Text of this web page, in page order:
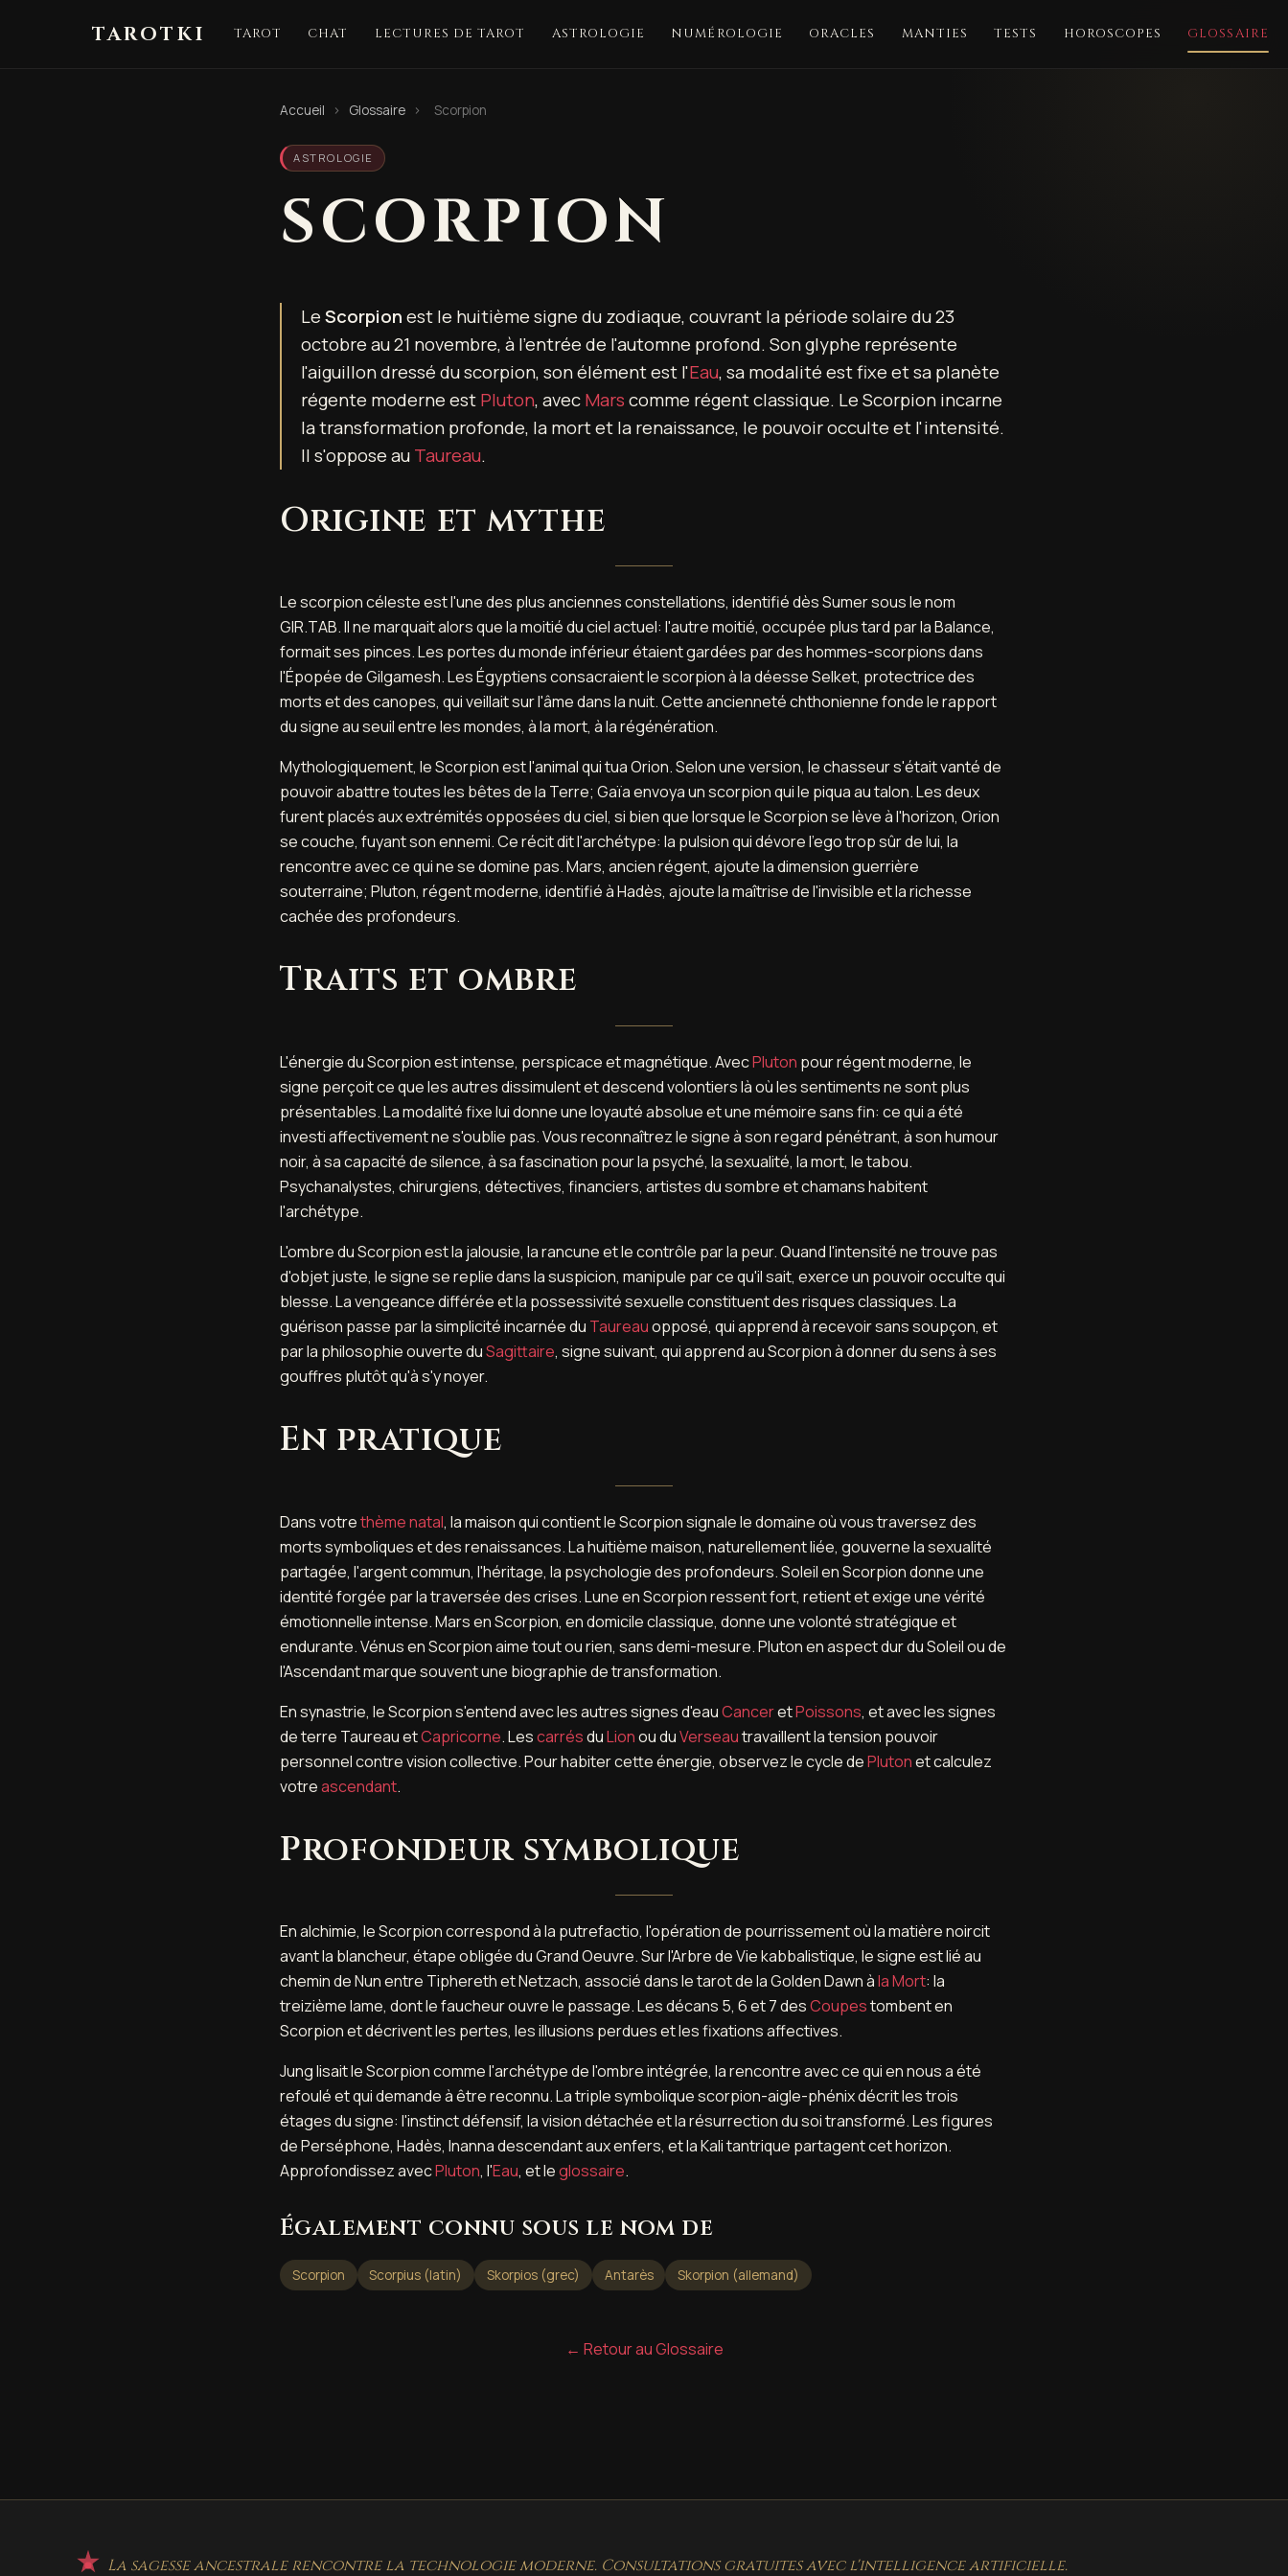
TAROTKI TAROT CHAT LECTURES DE TAROT ASTROLOGIE NUMÉROLOGIE ORACLES MANTIES TESTS HOROSCOPES GLOSSAIRE
Accueil › Glossaire › Scorpion
ASTROLOGIE
SCORPION
LeScorpionest le huitième signe du zodiaque, couvrant la période solaire du 23
octobre au 21 novembre, à l'entrée de l'automne profond. Son glyphe représente
l'aiguillon dressé du scorpion, son élément est l'Eau, sa modalité est fixe et sa planète
régente moderne estPluton, avecMarscomme régent classique. Le Scorpion incarne
la transformation profonde, la mort et la renaissance, le pouvoir occulte et l'intensité.
Il s'oppose auTaureau.
Origine et mythe
Le scorpion céleste est l'une des plus anciennes constellations, identifié dès Sumer sous le nom
GIR.TAB. Il ne marquait alors que la moitié du ciel actuel: l'autre moitié, occupée plus tard par la Balance,
formait ses pinces. Les portes du monde inférieur étaient gardées par des hommes-scorpions dans
l'Épopée de Gilgamesh. Les Égyptiens consacraient le scorpion à la déesse Selket, protectrice des
morts et des canopes, qui veillait sur l'âme dans la nuit. Cette ancienneté chthonienne fonde le rapport
du signe au seuil entre les mondes, à la mort, à la régénération.
Mythologiquement, le Scorpion est l'animal qui tua Orion. Selon une version, le chasseur s'était vanté de
pouvoir abattre toutes les bêtes de la Terre; Gaïa envoya un scorpion qui le piqua au talon. Les deux
furent placés aux extrémités opposées du ciel, si bien que lorsque le Scorpion se lève à l'horizon, Orion
se couche, fuyant son ennemi. Ce récit dit l'archétype: la pulsion qui dévore l'ego trop sûr de lui, la
rencontre avec ce qui ne se domine pas. Mars, ancien régent, ajoute la dimension guerrière
souterraine; Pluton, régent moderne, identifié à Hadès, ajoute la maîtrise de l'invisible et la richesse
cachée des profondeurs.
Traits et ombre
L'énergie du Scorpion est intense, perspicace et magnétique. AvecPluton pour régent moderne, le
signe perçoit ce que les autres dissimulent et descend volontiers là où les sentiments ne sont plus
présentables. La modalité fixe lui donne une loyauté absolue et une mémoire sans fin: ce qui a été
investi affectivement ne s'oublie pas. Vous reconnaîtrez le signe à son regard pénétrant, à son humour
noir, à sa capacité de silence, à sa fascination pour la psyché, la sexualité, la mort, le tabou.
Psychanalystes, chirurgiens, détectives, financiers, artistes du sombre et chamans habitent
l'archétype.
L'ombre du Scorpion est la jalousie, la rancune et le contrôle par la peur. Quand l'intensité ne trouve pas
d'objet juste, le signe se replie dans la suspicion, manipule par ce qu'il sait, exerce un pouvoir occulte qui
blesse. La vengeance différée et la possessivité sexuelle constituent des risques classiques. La
guérison passe par la simplicité incarnée du Taureauopposé, qui apprend à recevoir sans soupçon, et
par la philosophie ouverte duSagittaire, signe suivant, qui apprend au Scorpion à donner du sens à ses
gouffres plutôt qu'à s'y noyer.
En pratique
Dans votrethème natal, la maison qui contient le Scorpion signale le domaine où vous traversez des
morts symboliques et des renaissances. La huitième maison, naturellement liée, gouverne la sexualité
partagée, l'argent commun, l'héritage, la psychologie des profondeurs. Soleil en Scorpion donne une
identité forgée par la traversée des crises. Lune en Scorpion ressent fort, retient et exige une vérité
émotionnelle intense. Mars en Scorpion, en domicile classique, donne une volonté stratégique et
endurante. Vénus en Scorpion aime tout ou rien, sans demi-mesure. Pluton en aspect dur du Soleil ou de
l'Ascendant marque souvent une biographie de transformation.
En synastrie, le Scorpion s'entend avec les autres signes d'eauCanceretPoissons, et avec les signes
de terre Taureau etCapricorne. LescarrésduLionou duVerseautravaillent la tension pouvoir
personnel contre vision collective. Pour habiter cette énergie, observez le cycle dePlutonet calculez
votreascendant.
Profondeur symbolique
En alchimie, le Scorpion correspond à la putrefactio, l'opération de pourrissement où la matière noircit
avant la blancheur, étape obligée du Grand Oeuvre. Sur l'Arbre de Vie kabbalistique, le signe est lié au
chemin de Nun entre Tiphereth et Netzach, associé dans le tarot de la Golden Dawn àla Mort: la
treizième lame, dont le faucheur ouvre le passage. Les décans 5, 6 et 7 desCoupestombent en
Scorpion et décrivent les pertes, les illusions perdues et les fixations affectives.
Jung lisait le Scorpion comme l'archétype de l'ombre intégrée, la rencontre avec ce qui en nous a été
refoulé et qui demande à être reconnu. La triple symbolique scorpion-aigle-phénix décrit les trois
étages du signe: l'instinct défensif, la vision détachée et la résurrection du soi transformé. Les figures
de Perséphone, Hadès, Inanna descendant aux enfers, et la Kali tantrique partagent cet horizon.
Approfondissez avecPluton, l'Eau, et leglossaire.
Également connu sous le nom de
Scorpion Scorpius (latin) Skorpios (grec) Antarès Skorpion (allemand)
← Retour au Glossaire
La sagesse ancestrale rencontre la technologie moderne. Consultations gratuites avec l'intelligence artificielle.